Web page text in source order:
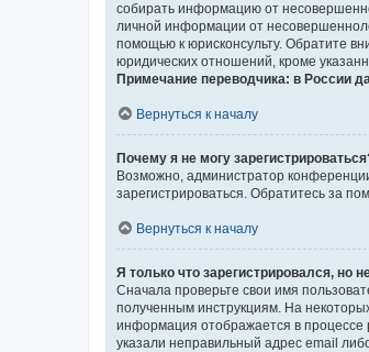
собирать информацию от
личной информации от
помощью к юрисконсульту. Обратите
юридических отношений, кроме
Примечание переводчика: в России
Вернуться к началу
Почему я не могу
Возможно, администратор
зарегистрироваться. Обратитесь за
Вернуться к началу
Я только что зарегистрировался, но
Сначала проверьте свои имя
полученным инструкциям. На
информация отображается в процессе
указали неправильный адрес email